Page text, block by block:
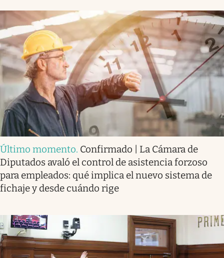
Último momento. Confirmado | La Cámara de
Diputados avaló el control de asistencia forzoso
para empleados: qué implica el nuevo sistema de
fichaje y desde cuándo rige